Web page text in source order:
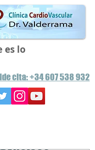
es lo
cita: +34 607 538 932